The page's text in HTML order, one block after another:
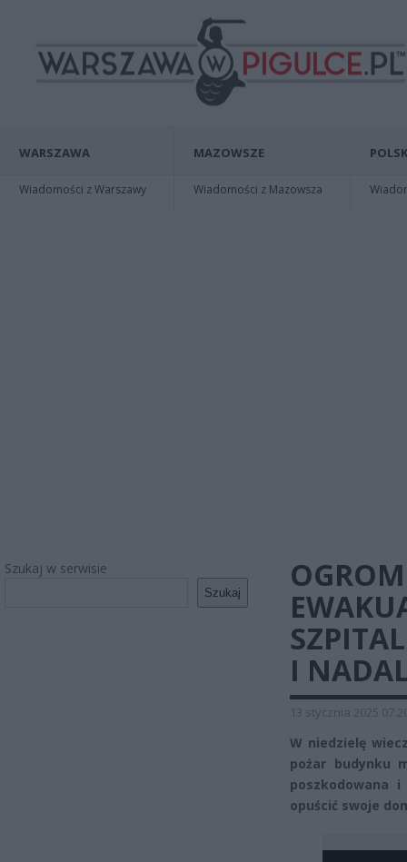
WARSZAWA
Wiadomości z Warszawy
MAZOWSZE
Wiadomości z Mazowsza
Szukaj w serwisie
Szukaj
I
13 stycznia 2025
W niedzielę
pożar budynku
poszkodowana
opuścić swoje